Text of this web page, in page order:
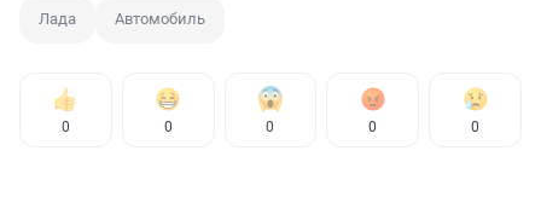
Лада Автомобиль
0 0 0 0 0